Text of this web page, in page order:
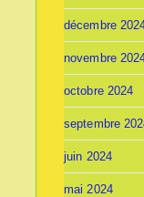
décembre
novembre
octobre 2024
septembre
juin 2024
mai 2024